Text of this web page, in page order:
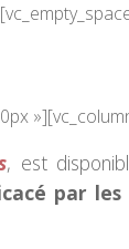
, est
par